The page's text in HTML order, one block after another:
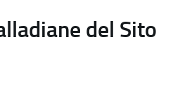
del Sito